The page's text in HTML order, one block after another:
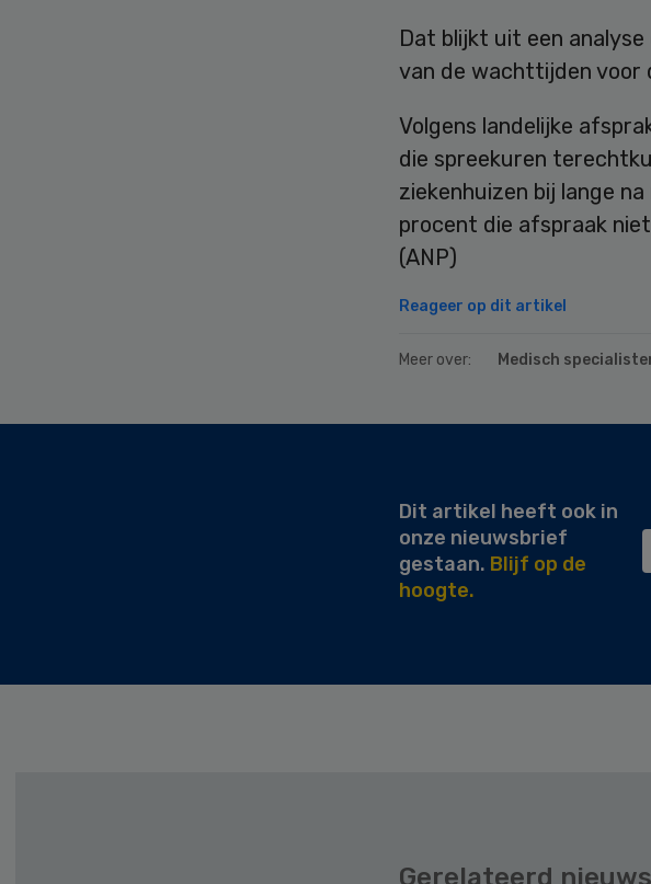
Dat blijkt uit een
van de wachttijden voor
Volgens landelijke
die spreekuren
ziekenhuizen bij lange
procent die afspraak
(ANP)
Reageer op dit artikel
Meer over: Medisch
Dit artikel heeft ook in
onze nieuwsbrief
gestaan. Blijf op de
hoogte.
Gerelateerd nieuws